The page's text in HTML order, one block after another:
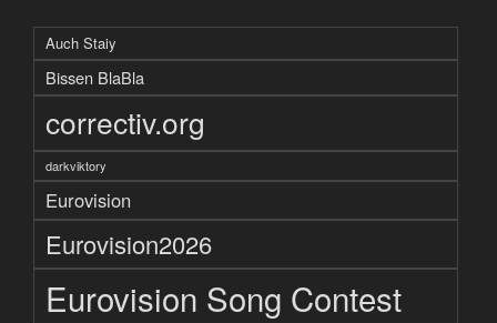
Auch Staiy
Bissen BlaBla
correctiv.org
darkviktory
Eurovision
Eurovision2026
Eurovision Song Contest